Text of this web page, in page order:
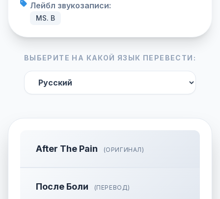
Лейбл звукозаписи:
MS. B
ВЫБЕРИТЕ НА КАКОЙ ЯЗЫК ПЕРЕВЕСТИ:
After The Pain (ОРИГИНАЛ)
После Боли (ПЕРЕВОД)